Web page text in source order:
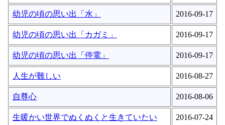
幼児の頃の思い出「水」 2016-09-17
幼児の頃の思い出「カガミ」 2016-09-17
幼児の頃の思い出「停電」 2016-09-17
人生が難しい 2016-08-27
自尊心 2016-08-06
生暖かい世界でぬくぬくと生きていたい 2016-07-24